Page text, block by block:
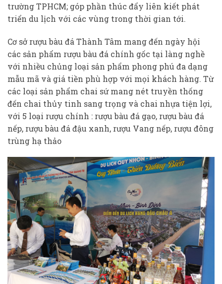
trường TPHCM; góp phần thúc đẩy liên kiết phát
triển du lịch với các vùng trong thời gian tới.
Cơ sở rượu bàu đá Thành Tâm mang đến ngày hội
các sản phẩm rượu bàu đá chính gốc tại làng nghề
với nhiều chủng loại sản phẩm phong phú đa dạng
mẫu mã và giá tiền phù hợp với mọi khách hàng. Từ
các loại sản phẩm chai sứ mang nét truyền thống
đến chai thủy tinh sang trọng và chai nhựa tiện lợi,
với 5 loại rượu chính : rượu bàu đá gạo, rượu bàu đá
nếp, rượu bàu đá đậu xanh, rượu Vang nếp, rượu đông
trùng hạ thảo